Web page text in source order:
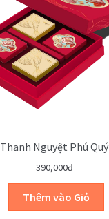
Thanh Nguyệt Phú Quý
390,000đ